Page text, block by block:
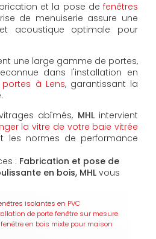
et la pose de fenêtres
de menuiserie assure une
acoustique optimale pour
une large gamme de portes,
dans l'installation en
à Lens, garantissant la
abîmés, MHLintervient
la vitre de votre baie vitrée
les normes de performance
: Fabrication et pose de
en bois, MHL vous
isolantes en PVC
de porte fenêtre sur mesure
en bois mixte pour maison